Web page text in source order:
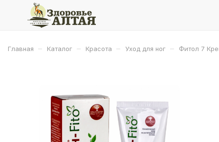
Главная – Каталог – Красота – Уход для ног – Фитол 7